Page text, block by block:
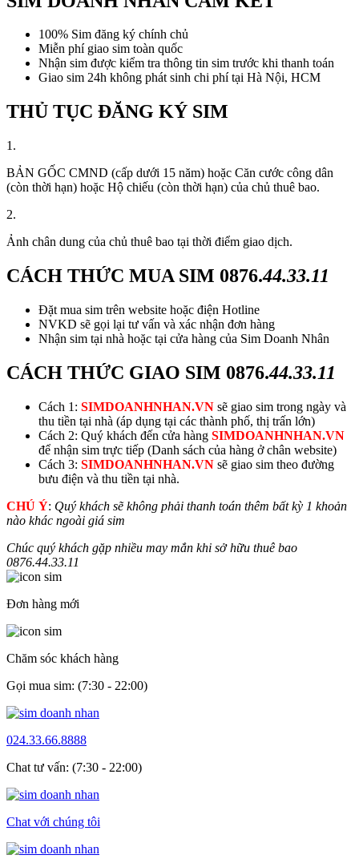
100% Sim đăng ký chính chủ
Miễn phí giao sim toàn quốc
Nhận sim được kiểm tra thông tin sim trước khi thanh toán
Giao sim 24h không phát sinh chi phí tại Hà Nội, HCM
THỦ TỤC ĐĂNG KÝ SIM
1.
BẢN GỐC CMND (cấp dưới 15 năm) hoặc Căn cước công dân
(còn thời hạn) hoặc Hộ chiếu (còn thời hạn) của chủ thuê bao.
2.
Ảnh chân dung của chủ thuê bao tại thời điểm giao dịch.
CÁCH THỨC MUA SIM 0876.44.33.11
Đặt mua sim trên website hoặc điện Hotline
NVKD sẽ gọi lại tư vấn và xác nhận đơn hàng
Nhận sim tại nhà hoặc tại cửa hàng của Sim Doanh Nhân
CÁCH THỨC GIAO SIM 0876.44.33.11
Cách 1: SIMDOANHNHAN.VN sẽ giao sim trong ngày và
thu tiền tại nhà (áp dụng tại các thành phố, thị trấn lớn)
Cách 2: Quý khách đến cửa hàng SIMDOANHNHAN.VN
để nhận sim trực tiếp (Danh sách của hàng ở chân website)
Cách 3: SIMDOANHNHAN.VN sẽ giao sim theo đường
bưu điện và thu tiền tại nhà.
CHÚ Ý: Quý khách sẽ không phải thanh toán thêm bất kỳ 1 khoản
nào khác ngoài giá sim
Chúc quý khách gặp nhiều may mắn khi sở hữu thuê bao
0876.44.33.11
Đơn hàng mới
Chăm sóc khách hàng
Gọi mua sim: (7:30 - 22:00)
024.33.66.8888
Chat tư vấn: (7:30 - 22:00)
Chat với chúng tôi